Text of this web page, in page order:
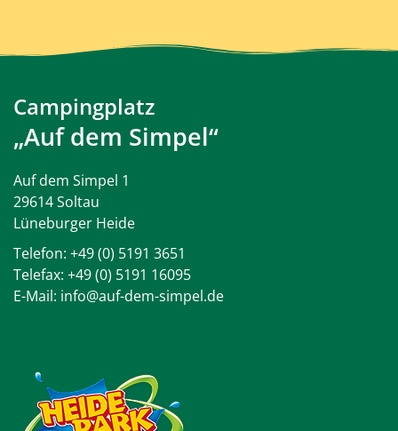
Campingplatz
„Auf dem Simpel“
Auf dem Simpel 1
29614 Soltau
Lüneburger Heide
Telefon: +49 (0) 5191 3651
Telefax: +49 (0) 5191 16095
E-Mail: info@auf-dem-simpel.de